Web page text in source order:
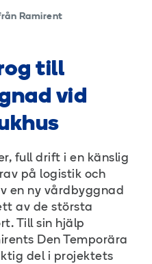
Ramirent
till
vid
full drift i en känslig
på logistik och
en ny vårdbyggnad
av de största
Till sin hjälp
Den Temporära
del i projektets